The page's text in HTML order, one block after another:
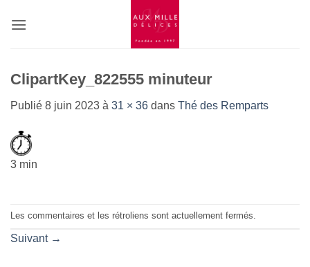
ClipartKey_822555 minuteur
Publié 8 juin 2023 à 31 × 36 dans Thé des Remparts
3 min
Les commentaires et les rétroliens sont actuellement fermés.
Suivant →